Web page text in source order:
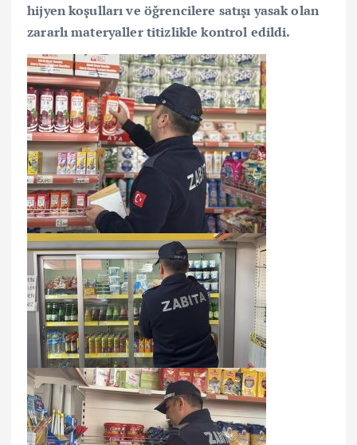
hijyen koşulları ve öğrencilere satışı yasak olan
zararlı materyaller titizlikle kontrol edildi.